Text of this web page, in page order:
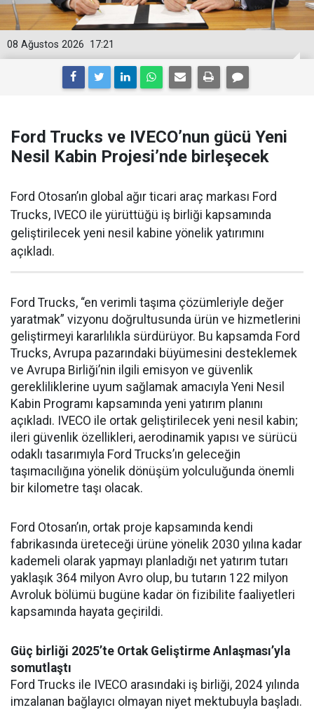
17:21
08 Ağustos 2026
Ford Trucks ve IVECO’nun gücü Yeni
Nesil Kabin Projesi’nde birleşecek
Ford Otosan’ın global ağır ticari araç markası Ford
Trucks, IVECO ile yürüttüğü iş birliği kapsamında
geliştirilecek yeni nesil kabine yönelik yatırımını
açıkladı.
Ford Trucks, “en verimli taşıma çözümleriyle değer
yaratmak” vizyonu doğrultusunda ürün ve hizmetlerini
geliştirmeyi kararlılıkla sürdürüyor. Bu kapsamda Ford
Trucks, Avrupa pazarındaki büyümesini desteklemek
ve Avrupa Birliği’nin ilgili emisyon ve güvenlik
gerekliliklerine uyum sağlamak amacıyla Yeni Nesil
Kabin Programı kapsamında yeni yatırım planını
açıkladı. IVECO ile ortak geliştirilecek yeni nesil kabin;
ileri güvenlik özellikleri, aerodinamik yapısı ve sürücü
odaklı tasarımıyla Ford Trucks’ın geleceğin
taşımacılığına yönelik dönüşüm yolculuğunda önemli
bir kilometre taşı olacak.
Ford Otosan’ın, ortak proje kapsamında kendi
fabrikasında üreteceği ürüne yönelik 2030 yılına kadar
kademeli olarak yapmayı planladığı net yatırım tutarı
yaklaşık 364 milyon Avro olup, bu tutarın 122 milyon
Avroluk bölümü bugüne kadar ön fizibilite faaliyetleri
kapsamında hayata geçirildi.
Güç birliği 2025’te Ortak Geliştirme Anlaşması’yla
somutlaştı
Ford Trucks ile IVECO arasındaki iş birliği, 2024 yılında
imzalanan bağlayıcı olmayan niyet mektubuyla başladı.